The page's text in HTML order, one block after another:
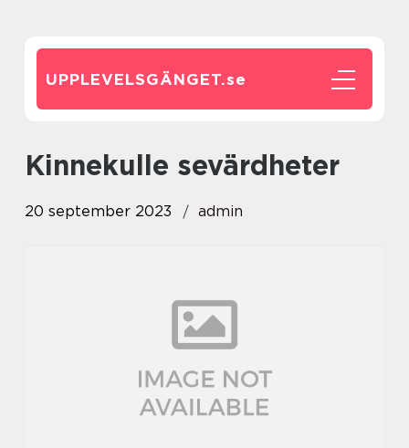
UPPLEVELSGÄNGET.se
kinnekulle sevärdheter
20 september 2023 admin